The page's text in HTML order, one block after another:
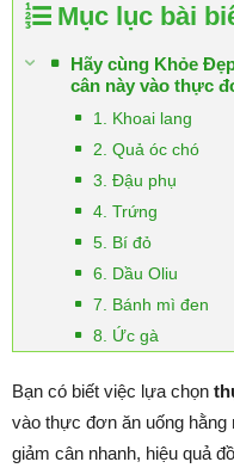
Mục lục bài
Hãy cùng Khỏe
cân này vào thực
1. Khoai lang
2. Quả óc chó
3. Đậu phụ
4. Trứng
5. Bí đỏ
6. Dầu Oliu
7. Bánh mì đen
8. Ức gà
Bạn có biết việc lựa chọn
vào thực đơn ăn uống
giảm cân nhanh, hiệu quả